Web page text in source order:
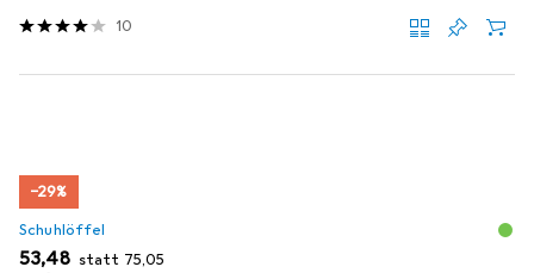
10
−29%
Schuhlöffel
EUR
53,48 statt EUR
75,05